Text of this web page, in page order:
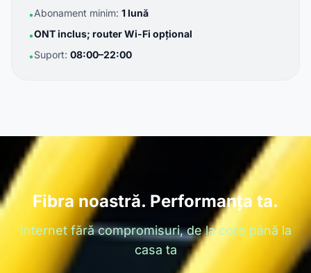
•Abonament minim: 1 lună
•ONT inclus; router Wi-Fi opțional
•Suport: 08:00–22:00
Fibra noastră. Performanța ta.
Internet fără compromisuri, de la core până la
casa ta